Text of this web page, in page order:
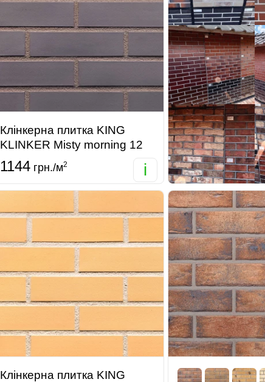
Клінкерна плитка KING
KLINKER Misty morning 12
1144 грн./м2 i
Клінкерна плитка KING